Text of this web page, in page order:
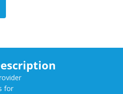
for